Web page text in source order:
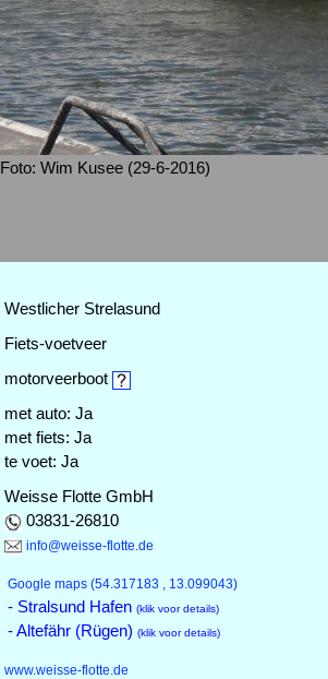
Foto: Wim Kusee (29-6-2016)
Westlicher Strelasund
Fiets-voetveer
motorveerboot
met auto: Ja
met fiets: Ja
te voet: Ja
Weisse Flotte GmbH
03831-26810
info@weisse-flotte.de
Google maps (54.317183 , 13.099043)
- Stralsund Hafen (klik voor details)
- Altefähr (Rügen) (klik voor details)
www.weisse-flotte.de